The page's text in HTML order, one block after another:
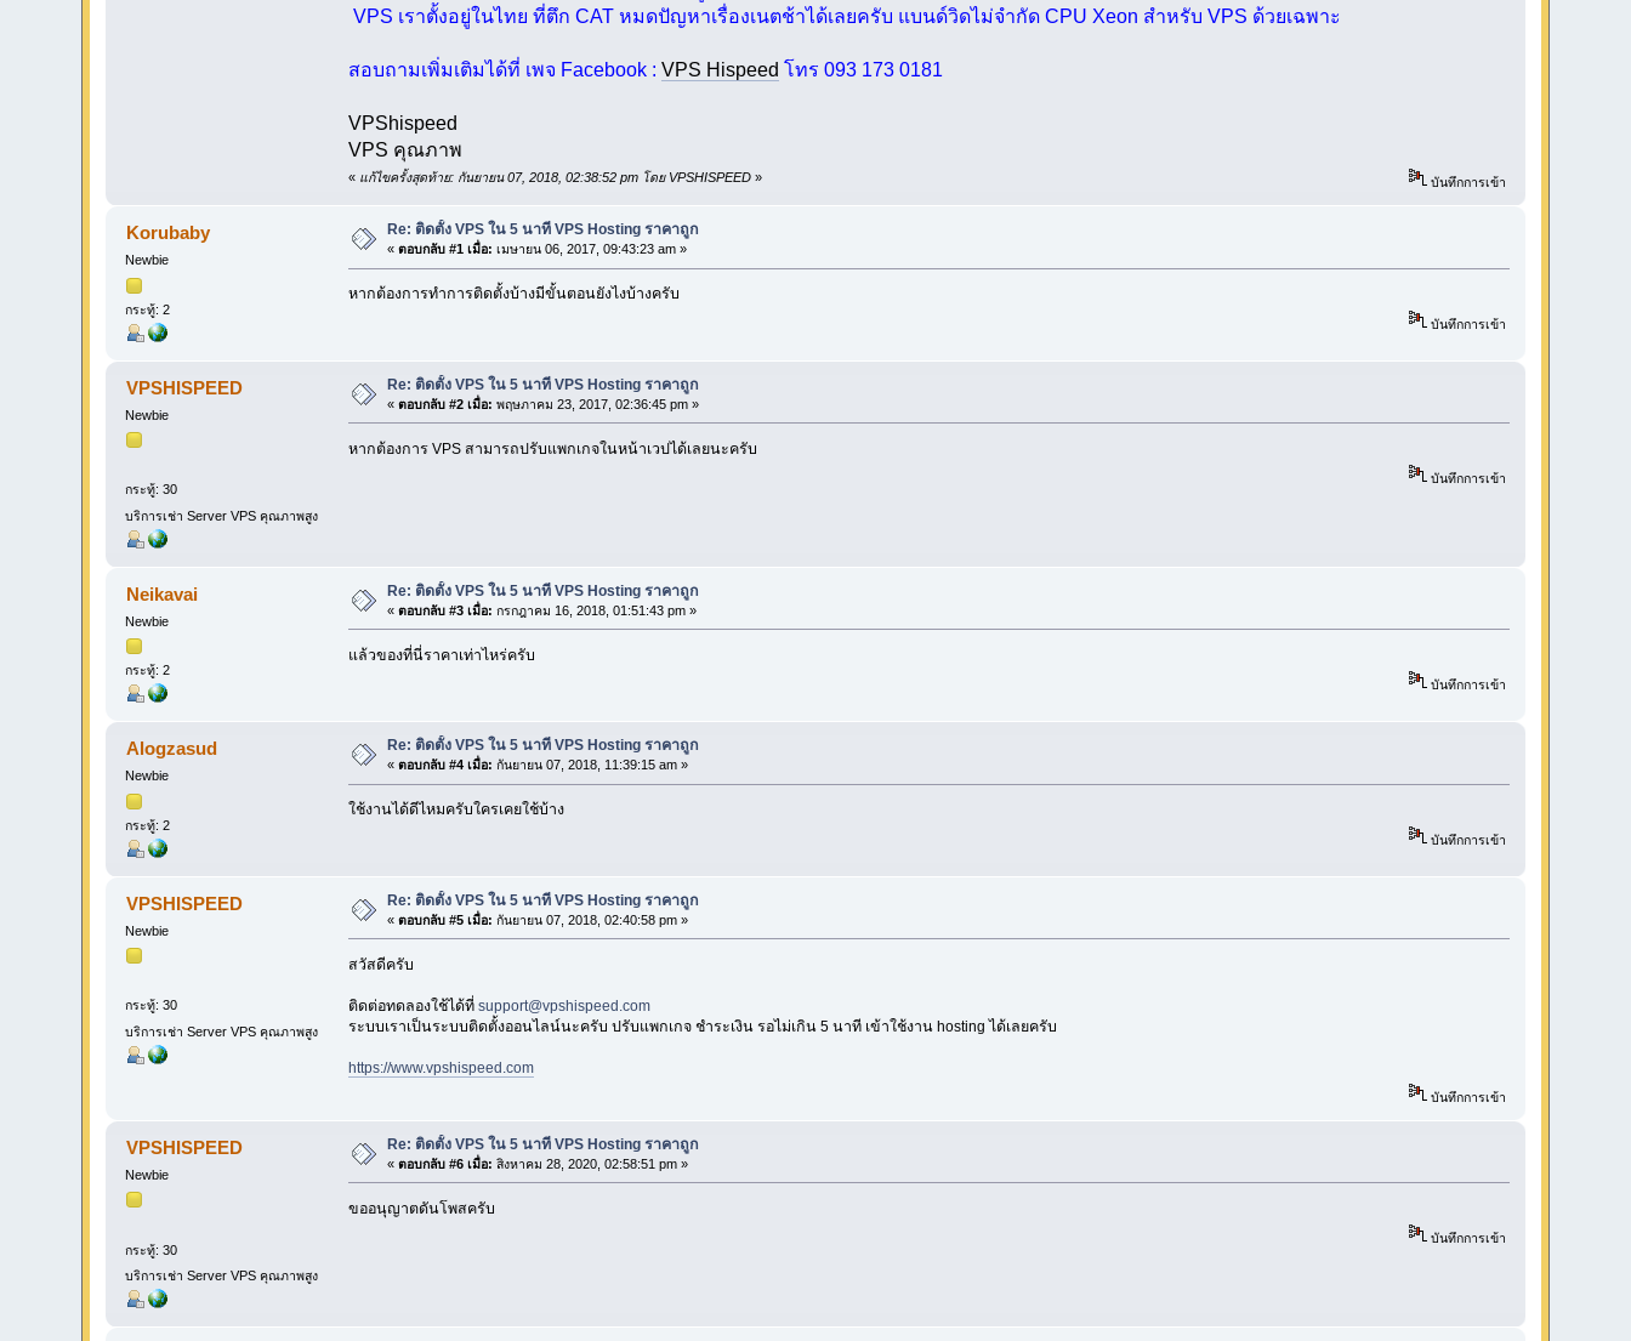
VPS เราตั้งอยู่ในไทย ที่ตึก CAT หมดปัญหาเรื่องเนตช้าได้เลยครับ แบนด์วิดไม่จำกัด CPU Xeon สำหรับ VPS ด้วยเฉพาะ
สอบถามเพิ่มเติมได้ที่ เพจ Facebook : VPS Hispeed โทร 093 173 0181
VPShispeed
VPS คุณภาพ
« แก้ไขครั้งสุดท้าย: กันยายน 07, 2018, 02:38:52 pm โดย VPSHISPEED» บันทึกการเข้า
Korubaby
Newbie
กระทู้: 2
Re: ติดตั้ง VPS ใน 5 นาที VPS Hosting ราคาถูก
«ตอบกลับ #1 เมื่อ: เมษายน 06, 2017, 09:43:23 am »
หากต้องการทำการติดตั้งบ้างมีขั้นตอนยังไงบ้างครับ
บันทึกการเข้า
VPSHISPEED
Newbie
กระทู้: 30
บริการเช่า Server VPS คุณภาพสูง
Re: ติดตั้ง VPS ใน 5 นาที VPS Hosting ราคาถูก
«ตอบกลับ #2 เมื่อ: พฤษภาคม 23, 2017, 02:36:45 pm »
หากต้องการ VPS สามารถปรับแพกเกจในหน้าเวปได้เลยนะครับ
บันทึกการเข้า
Neikavai
Newbie
กระทู้: 2
Re: ติดตั้ง VPS ใน 5 นาที VPS Hosting ราคาถูก
«ตอบกลับ #3 เมื่อ: กรกฎาคม 16, 2018, 01:51:43 pm »
แล้วของที่นี่ราคาเท่าไหร่ครับ
บันทึกการเข้า
Alogzasud
Newbie
กระทู้: 2
Re: ติดตั้ง VPS ใน 5 นาที VPS Hosting ราคาถูก
«ตอบกลับ #4 เมื่อ: กันยายน 07, 2018, 11:39:15 am »
ใช้งานได้ดีไหมครับใครเคยใช้บ้าง
บันทึกการเข้า
VPSHISPEED
Newbie
กระทู้: 30
บริการเช่า Server VPS คุณภาพสูง
Re: ติดตั้ง VPS ใน 5 นาที VPS Hosting ราคาถูก
«ตอบกลับ #5 เมื่อ: กันยายน 07, 2018, 02:40:58 pm »
สวัสดีครับ
ติดต่อทดลองใช้ได้ที่ support@vpshispeed.com
ระบบเราเป็นระบบติดตั้งออนไลน์นะครับ ปรับแพกเกจ ชำระเงิน รอไม่เกิน 5 นาที เข้าใช้งาน hosting ได้เลยครับ
https://www.vpshispeed.com
บันทึกการเข้า
VPSHISPEED
Newbie
กระทู้: 30
บริการเช่า Server VPS คุณภาพสูง
Re: ติดตั้ง VPS ใน 5 นาที VPS Hosting ราคาถูก
«ตอบกลับ #6 เมื่อ: สิงหาคม 28, 2020, 02:58:51 pm »
ขออนุญาตดันโพสครับ
บันทึกการเข้า